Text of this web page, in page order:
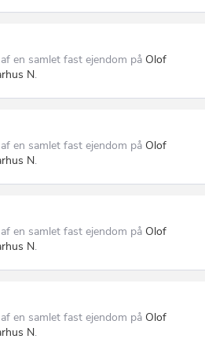
en samlet fast ejendom på Olof
N.
en samlet fast ejendom på Olof
N.
en samlet fast ejendom på Olof
N.
en samlet fast ejendom på Olof
N.